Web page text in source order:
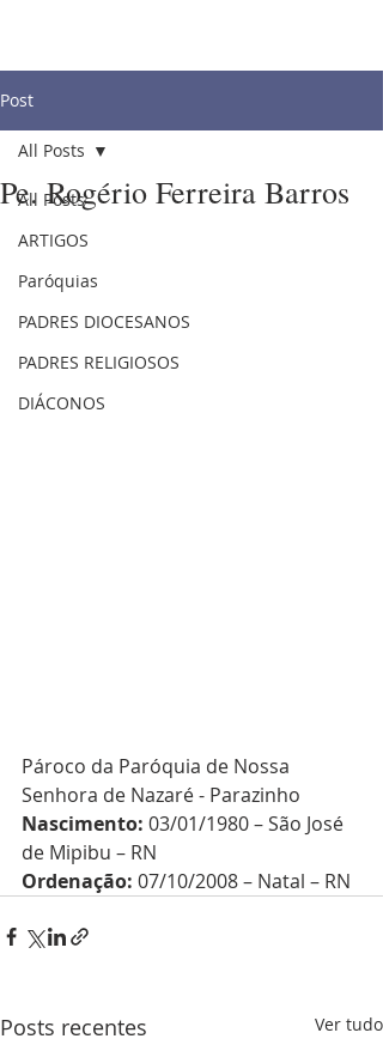
Post
All Posts
ARTIGOS
Paróquias
PADRES DIOCESANOS
PADRES RELIGIOSOS
DIÁCONOS
All Posts
Pe. Rogério Ferreira Barros
Pároco da Paróquia de Nossa
Senhora de Nazaré - Parazinho
Nascimento: 03/01/1980 – São José
de Mipibu – RN
Ordenação: 07/10/2008 – Natal – RN
Posts recentes Ver tudo